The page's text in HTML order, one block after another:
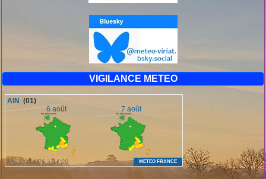
VIGILANCE METEO